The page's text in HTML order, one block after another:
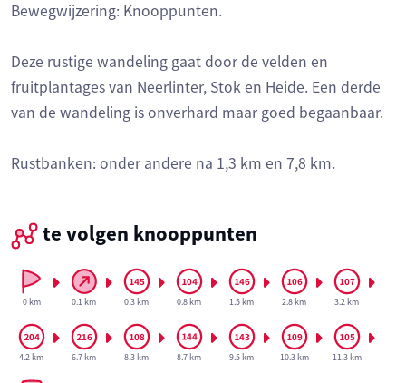
Bewegwijzering: Knooppunten.
Deze rustige wandeling gaat door de velden en
fruitplantages van Neerlinter, Stok en Heide. Een derde
van de wandeling is onverhard maar goed begaanbaar.
Rustbanken: onder andere na 1,3 km en 7,8 km.
te volgen knooppunten
0 km 0.1 km 0.3 km 0.8 km 1.5 km 2.8 km 3.2 km
4.2 km 6.7 km 8.3 km 8.7 km 9.5 km 10.3 km 11.3 km